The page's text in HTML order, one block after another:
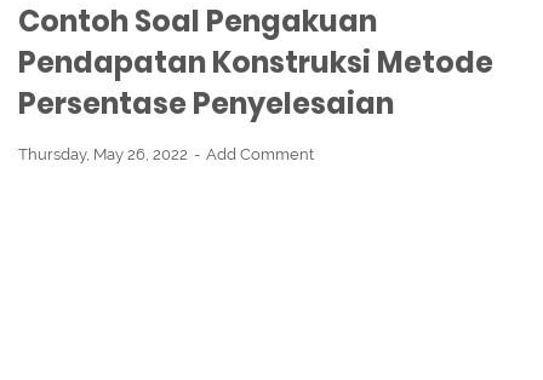
Contoh Soal Pengakuan
Pendapatan Konstruksi Metode
Persentase Penyelesaian
Thursday, May 26, 2022 Add Comment